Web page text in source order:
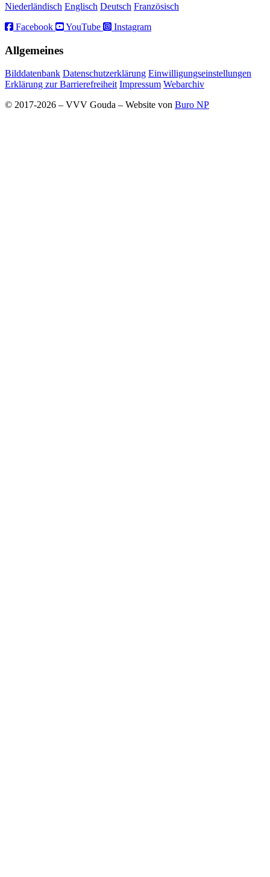
Niederländisch Englisch Deutsch Französisch
Facebook
YouTube Instagram
Allgemeines
Bilddatenbank Datenschutzerklärung Einwilligungseinstellungen
Erklärung zur Barrierefreiheit Impressum Webarchiv
© 2017-2026 – VVV Gouda – Website von Buro NP